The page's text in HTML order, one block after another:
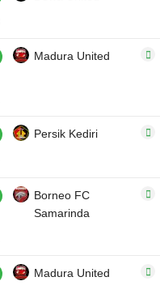
Madura United
Persik Kediri
Borneo FC
Samarinda
Madura United